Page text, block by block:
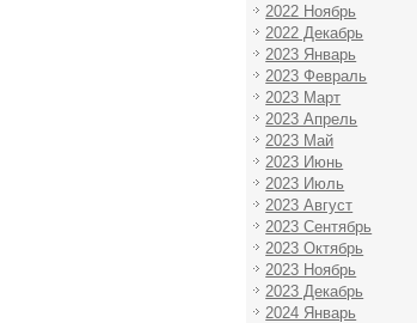
2022 Ноябрь
2022 Декабрь
2023 Январь
2023 Февраль
2023 Март
2023 Апрель
2023 Май
2023 Июнь
2023 Июль
2023 Август
2023 Сентябрь
2023 Октябрь
2023 Ноябрь
2023 Декабрь
2024 Январь